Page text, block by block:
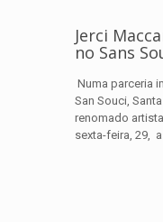
Jerci
no Sans
Numa parceria
San Souci,
renomado
sexta-feira, 29,